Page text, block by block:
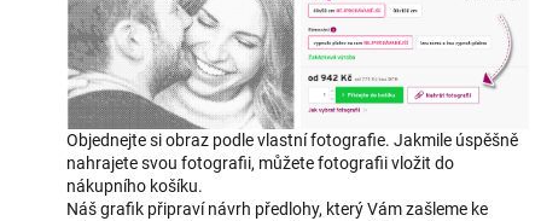
Objednejte si obraz podle vlastní fotografie. Jakmile úspěšně
nahrajete svou fotografii, můžete fotografii vložit do
nákupního košíku.
Náš grafik připraví návrh předlohy, který Vám zašleme ke